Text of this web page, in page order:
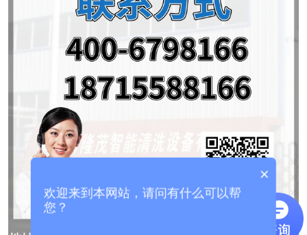
×
欢迎来到本网站，请问有什么可以帮
您？